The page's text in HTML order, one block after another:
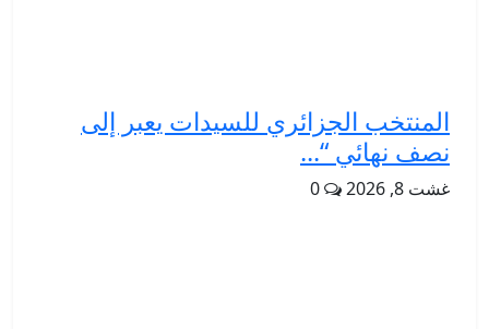
المنتخب الجزائري للسيدات يعبر إلى
نصف نهائي “...
غشت 8, 2026 0